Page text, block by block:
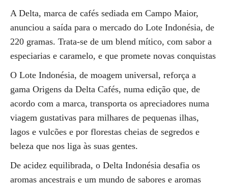
A Delta, marca de cafés sediada em Campo Maior,
anunciou a saída para o mercado do Lote Indonésia, de
220 gramas. Trata-se de um blend mítico, com sabor a
especiarias e caramelo, e que promete novas conquistas
O Lote Indonésia, de moagem universal, reforça a
gama Origens da Delta Cafés, numa edição que, de
acordo com a marca, transporta os apreciadores numa
viagem gustativas para milhares de pequenas ilhas,
lagos e vulcões e por florestas cheias de segredos e
beleza que nos liga às suas gentes.
De acidez equilibrada, o Delta Indonésia desafia os
aromas ancestrais e um mundo de sabores e aromas